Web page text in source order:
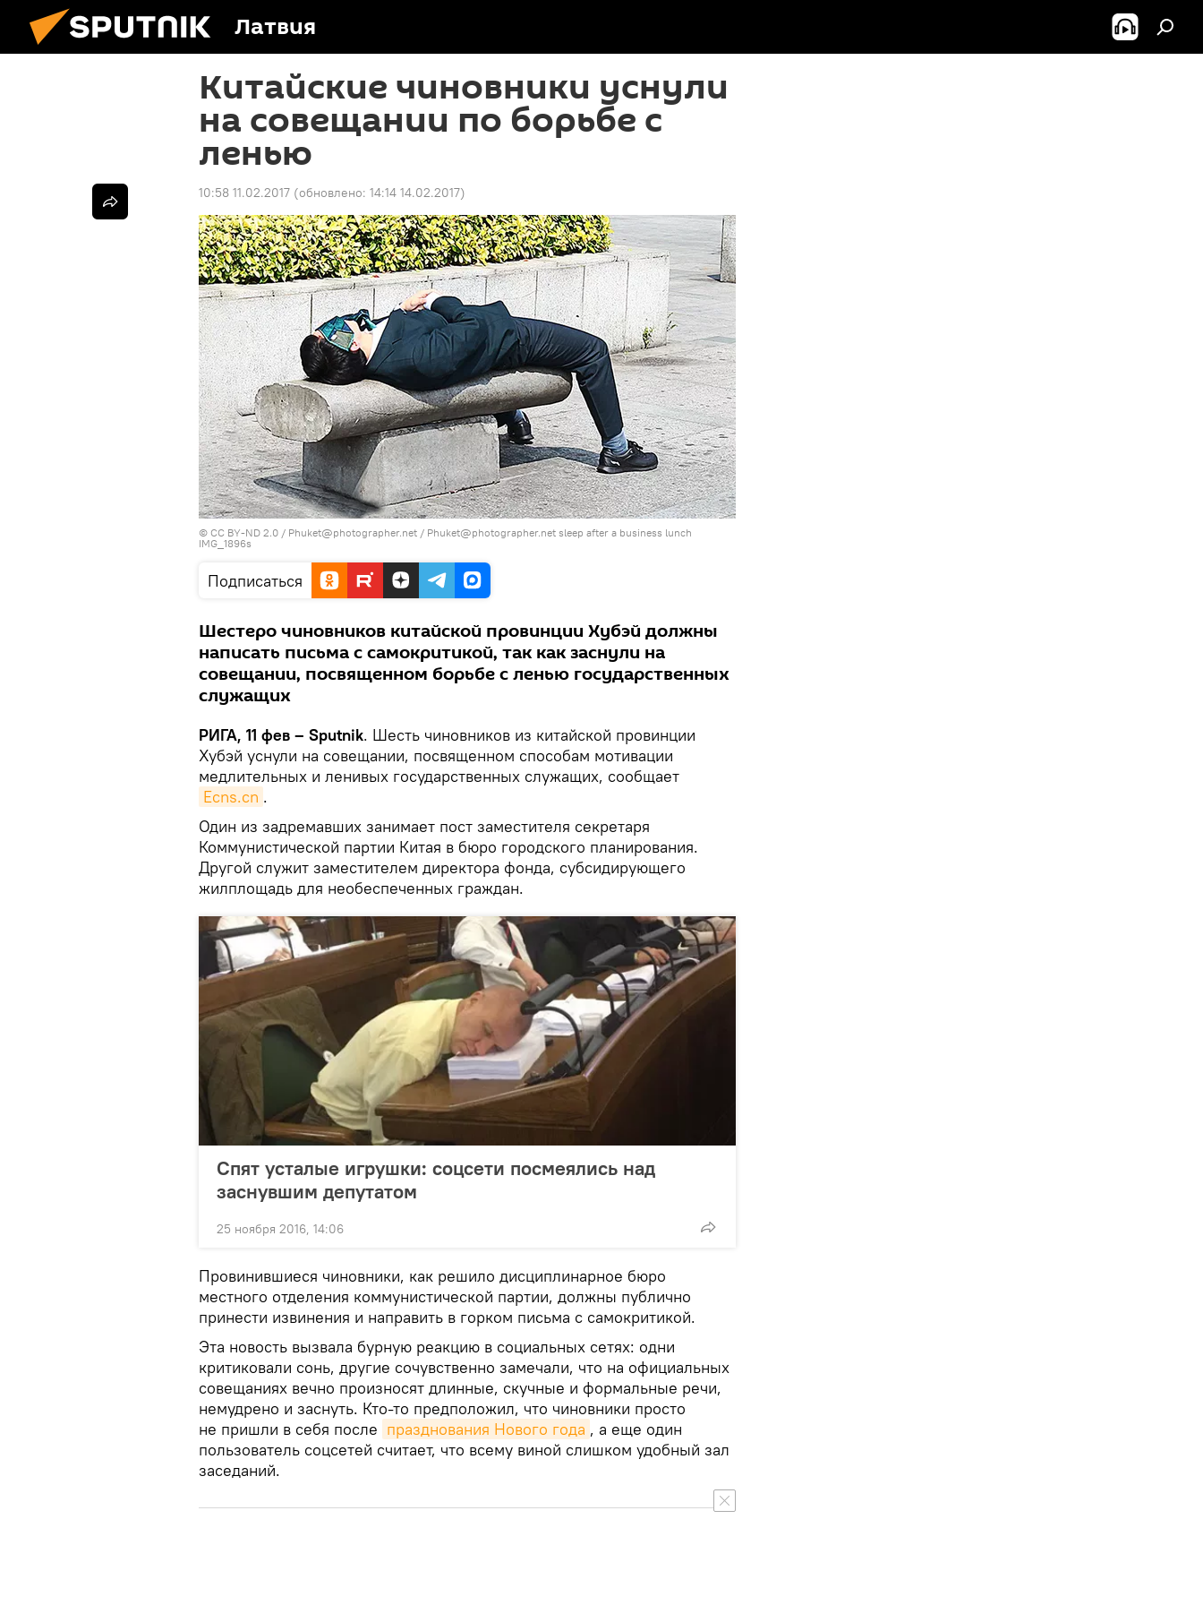
Латвия
Китайские чиновники уснули
на совещании по борьбе с
ленью
10:58 11.02.2017 (обновлено: 14:14 14.02.2017)
© CC BY-ND 2.0 / Phuket@photographer.net / Phuket@photographer.net sleep after a business lunch
IMG_1896s
Подписаться
Шестеро чиновников китайской провинции Хубэй должны
написать письма с самокритикой, так как заснули на
совещании, посвященном борьбе с ленью государственных
служащих
РИГА, 11 фев – Sputnik. Шесть чиновников из китайской провинции
Хубэй уснули на совещании, посвященном способам мотивации
медлительных и ленивых государственных служащих, сообщает
Ecns.cn .
Один из задремавших занимает пост заместителя секретаря
Коммунистической партии Китая в бюро городского планирования.
Другой служит заместителем директора фонда, субсидирующего
жилплощадь для необеспеченных граждан.
Спят усталые игрушки: соцсети посмеялись над
заснувшим депутатом
25 ноября 2016, 14:06
Провинившиеся чиновники, как решило дисциплинарное бюро
местного отделения коммунистической партии, должны публично
принести извинения и направить в горком письма с самокритикой.
Эта новость вызвала бурную реакцию в социальных сетях: одни
критиковали сонь, другие сочувственно замечали, что на официальных
совещаниях вечно произносят длинные, скучные и формальные речи,
немудрено и заснуть. Кто-то предположил, что чиновники просто
не пришли в себя после празднования Нового года , а еще один
пользователь соцсетей считает, что всему виной слишком удобный зал
заседаний.